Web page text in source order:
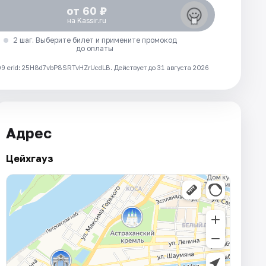
от 60 ₽
на Kassir.ru
2 шаг. Выберите билет и примените промокод
до оплаты
25H8d7vbP8SRTvHZrUcdLB. Действует до 31 августа 2026
Адрес
Цейхгауз